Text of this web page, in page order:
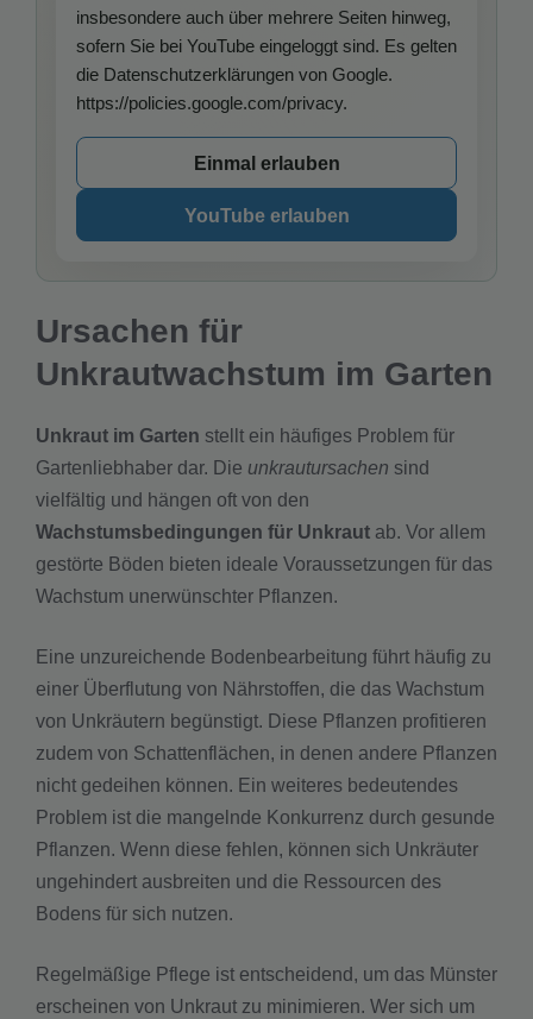
insbesondere auch über mehrere Seiten hinweg,
sofern Sie bei YouTube eingeloggt sind. Es gelten
die Datenschutzerklärungen von Google.
https://policies.google.com/privacy.
Einmal erlauben
YouTube erlauben
Ursachen für
Unkrautwachstum im Garten
Unkraut im Garten stellt ein häufiges Problem für
Gartenliebhaber dar. Die unkrautursachen sind
vielfältig und hängen oft von den
Wachstumsbedingungen für Unkraut ab. Vor allem
gestörte Böden bieten ideale Voraussetzungen für das
Wachstum unerwünschter Pflanzen.
Eine unzureichende Bodenbearbeitung führt häufig zu
einer Überflutung von Nährstoffen, die das Wachstum
von Unkräutern begünstigt. Diese Pflanzen profitieren
zudem von Schattenflächen, in denen andere Pflanzen
nicht gedeihen können. Ein weiteres bedeutendes
Problem ist die mangelnde Konkurrenz durch gesunde
Pflanzen. Wenn diese fehlen, können sich Unkräuter
ungehindert ausbreiten und die Ressourcen des
Bodens für sich nutzen.
Regelmäßige Pflege ist entscheidend, um das Münster
erscheinen von Unkraut zu minimieren. Wer sich um